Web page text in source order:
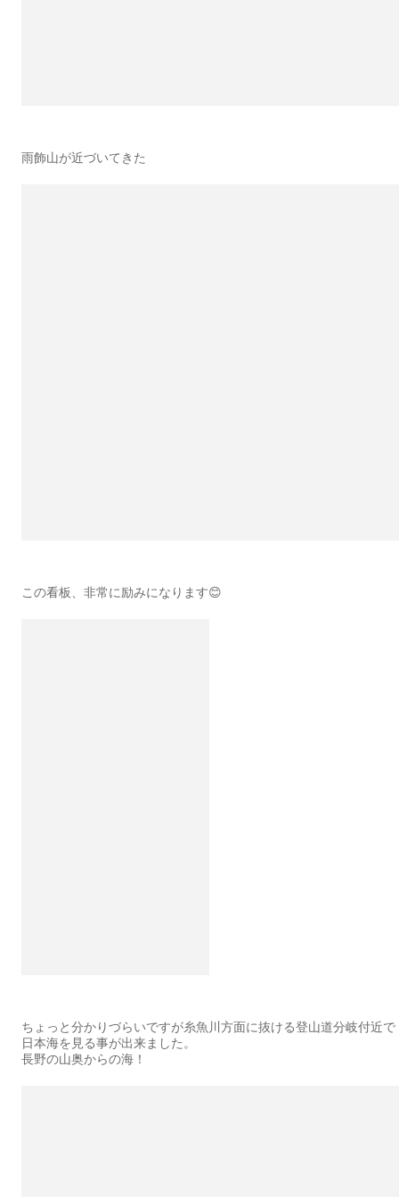
雨飾山が近づいてきた
この看板、非常に励みになります😊
ちょっと分かりづらいですが糸魚川方面に抜ける登山道分岐付近で
日本海を見る事が出来ました。
長野の山奥からの海！